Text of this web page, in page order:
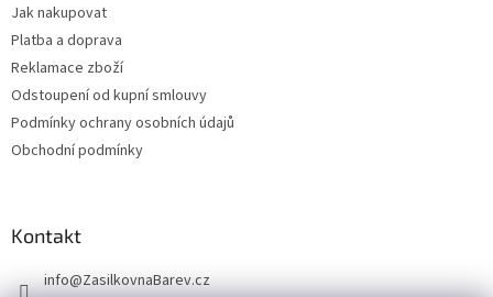
Jak nakupovat
Platba a doprava
Reklamace zboží
Odstoupení od kupní smlouvy
Podmínky ochrany osobních údajů
Obchodní podmínky
Kontakt
info@ZasilkovnaBarev.cz